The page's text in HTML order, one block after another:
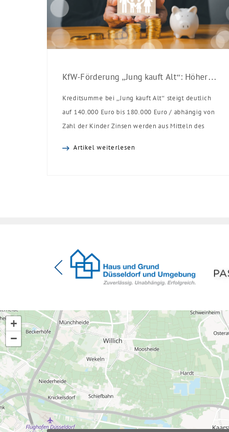
KfW-Förderung „Jung kauft Alt“: Höhere Kredite ab August 2026
Kreditsumme bei „Jung kauft Alt“ steigt deutlich
auf 140.000 Euro bis 180.000 Euro / abhängig von
Zahl der Kinder Zinsen werden aus Mitteln des
Artikel weiterlesen
+
−